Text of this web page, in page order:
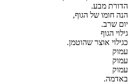
הדורת מבע.
הנה חומו של הגוף,
יום שרב.
גילוי הגוף
כגילוי אוצר שהוטמן.
עמוק
עמוק
עמוק
באדמה.